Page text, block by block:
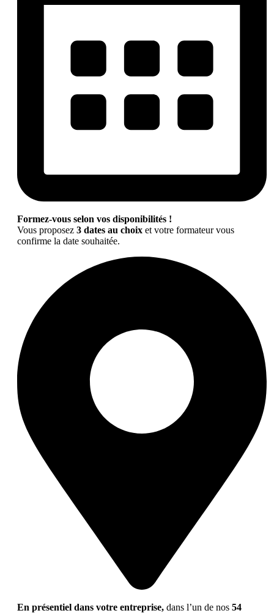
Formez-vous selon vos disponibilités !
Vous proposez 3 dates au choix et votre formateur vous
confirme la date souhaitée.
En présentiel dans votre entreprise, dans l’un de nos 54